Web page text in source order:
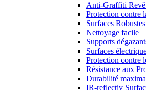
Anti-Graffiti
Protection contre
Surfaces Robustes
Nettoyage facile
Supports
Surfaces
Protection contre
Résistance aux
Durabilité
IR-reflectiv